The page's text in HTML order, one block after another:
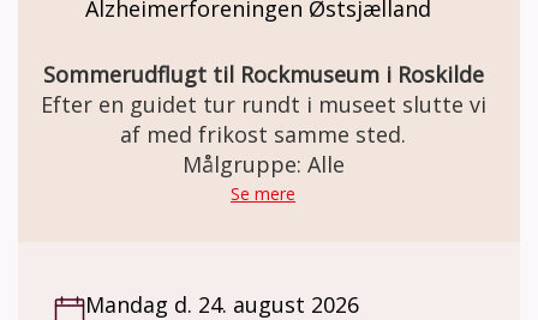
Alzheimerforeningen Østsjælland
Sommerudflugt til Rockmuseum i Roskilde
Efter en guidet tur rundt i museet slutte vi
af med frikost samme sted.
Målgruppe: Alle
Se mere
Mandag d. 24. august 2026